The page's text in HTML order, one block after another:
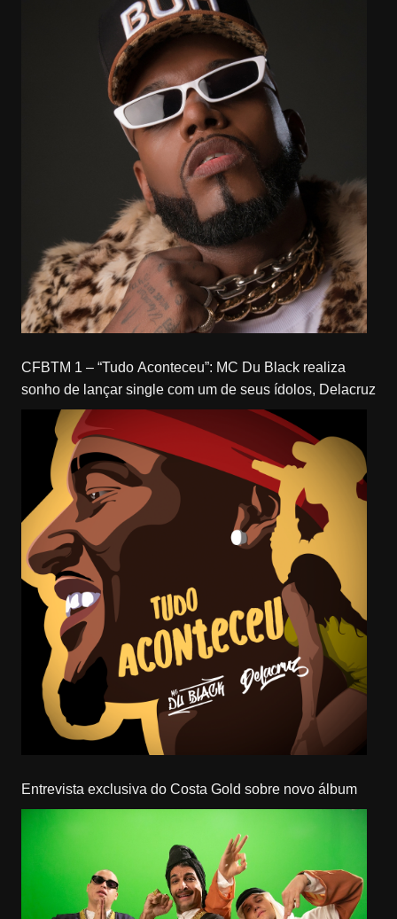
CFBTM 1 – “Tudo Aconteceu”: MC Du Black realiza
sonho de lançar single com um de seus ídolos, Delacruz
Entrevista exclusiva do Costa Gold sobre novo álbum